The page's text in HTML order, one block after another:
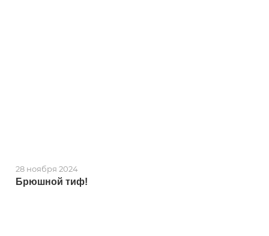
Брюшной тиф!
28 ноября 2024